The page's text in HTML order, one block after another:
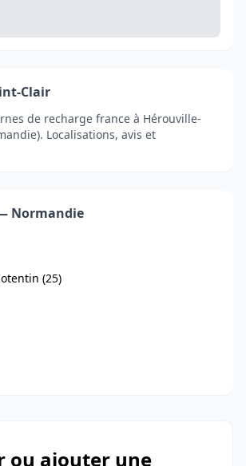
Clair
de recharge france à Hérouville-
Localisations, avis et
Normandie
(25)
ou ajouter une